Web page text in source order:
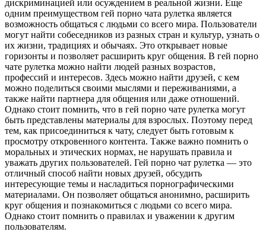
дискриминацией или осуждением в реальной жизни. Еще
одним преимуществом гей порно чата рулетка является
возможность общаться с людьми со всего мира. Пользователи
могут найти собеседников из разных стран и культур, узнать о
их жизни, традициях и обычаях. Это открывает новые
горизонты и позволяет расширить круг общения. В гей порно
чате рулетка можно найти людей разных возрастов,
профессий и интересов. Здесь можно найти друзей, с кем
можно поделиться своими мыслями и переживаниями, а
также найти партнера для общения или даже отношений.
Однако стоит помнить, что в гей порно чате рулетка могут
быть представлены материалы для взрослых. Поэтому перед
тем, как присоединиться к чату, следует быть готовым к
просмотру откровенного контента. Также важно помнить о
моральных и этических нормах, не нарушать правила и
уважать других пользователей. Гей порно чат рулетка — это
отличный способ найти новых друзей, обсудить
интересующие темы и насладиться порнографическими
материалами. Он позволяет общаться анонимно, расширить
круг общения и познакомиться с людьми со всего мира.
Однако стоит помнить о правилах и уважении к другим
пользователям.